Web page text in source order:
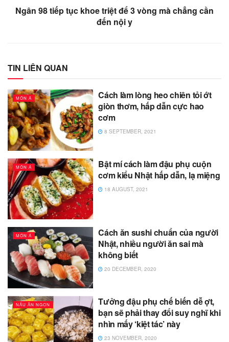
Ngân 98 tiếp tục khoe triệt để 3 vòng mà chẳng cần
đến nội y
TIN LIÊN QUAN
MÓN Á
Cách làm lòng heo chiên tỏi ớt
giòn thơm, hấp dẫn cực hao
cơm
8 SEPTEMBER, 2021
MÓN Á
Bật mí cách làm đậu phụ cuộn
cơm kiểu Nhật hấp dẫn, lạ miệng
18 AUGUST, 2021
MÓN Á
Cách ăn sushi chuẩn của người
Nhật, nhiều người ăn sai mà
không biết
20 DECEMBER, 2020
NẤU ĂN NGON
Tưởng đậu phụ chế biến dễ ợt,
bạn sẽ phải thay đổi suy nghĩ khi
nhìn mấy ‘kiệt tác’ này
23 NOVEMBER, 2020